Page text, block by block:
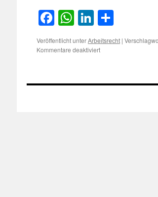
Facebook
WhatsApp
LinkedIn
Veröffentlicht unter Arbeitsrecht |
Kommentare deaktiviertfür
Stellenbewerbers